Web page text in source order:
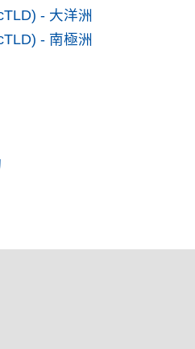
- 大洋洲
- 南極洲